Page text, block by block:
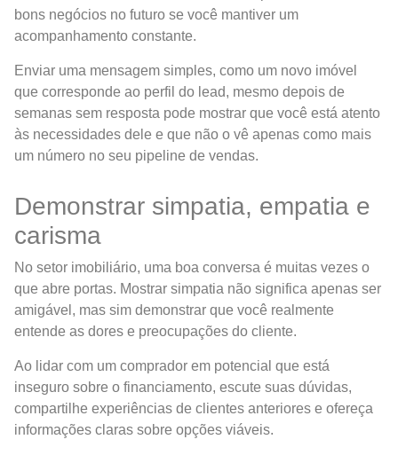
bons negócios no futuro se você mantiver um
acompanhamento constante.
Enviar uma mensagem simples, como um novo imóvel
que corresponde ao perfil do lead, mesmo depois de
semanas sem resposta pode mostrar que você está atento
às necessidades dele e que não o vê apenas como mais
um número no seu pipeline de vendas.
Demonstrar simpatia, empatia e
carisma
No setor imobiliário, uma boa conversa é muitas vezes o
que abre portas. Mostrar simpatia não significa apenas ser
amigável, mas sim demonstrar que você realmente
entende as dores e preocupações do cliente.
Ao lidar com um comprador em potencial que está
inseguro sobre o financiamento, escute suas dúvidas,
compartilhe experiências de clientes anteriores e ofereça
informações claras sobre opções viáveis.